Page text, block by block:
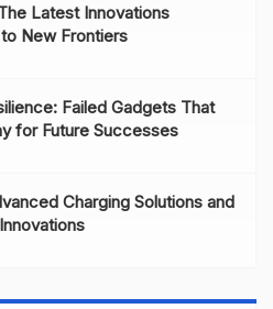
Latest Innovations
New Frontiers
Failed Gadgets That
for Future Successes
Charging Solutions and